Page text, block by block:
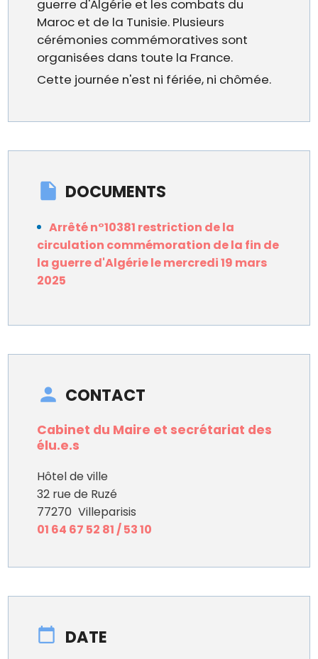
guerre d'Algérie et les combats du
Maroc et de la Tunisie. Plusieurs
cérémonies commémoratives sont
organisées dans toute la France.
Cette journée n'est ni fériée, ni chômée.
DOCUMENTS
Arrêté n°10381 restriction de la
circulation commémoration de la fin de
la guerre d'Algérie le mercredi 19 mars
2025
CONTACT
Cabinet du Maire et secrétariat des
élu.e.s
Hôtel de ville
32 rue de Ruzé
77270 Villeparisis
01 64 67 52 81 / 53 10
DATE